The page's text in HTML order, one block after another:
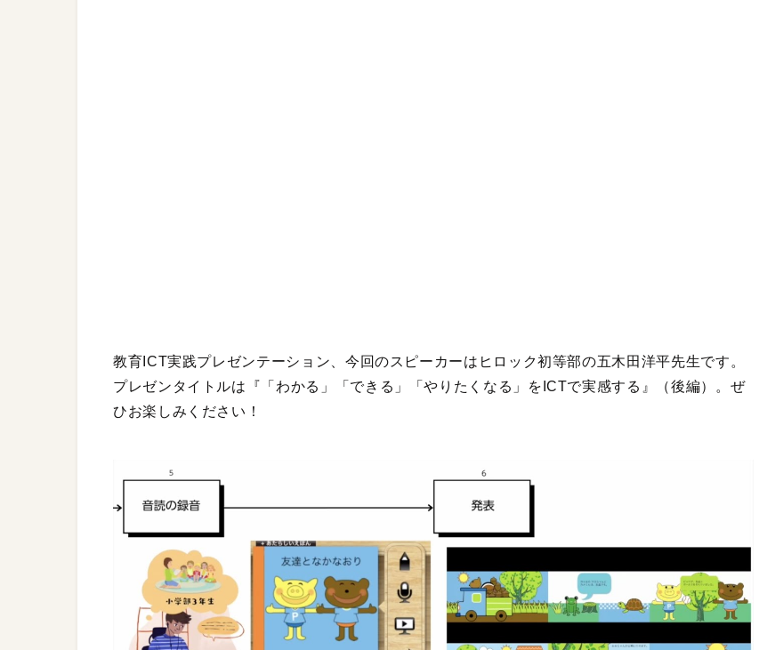
教育ICT実践プレゼンテーション、今回のスピーカーはヒロック初等部の五木田洋平先生です。
プレゼンタイトルは『「わかる」「できる」「やりたくなる」をICTで実感する』（後編）。ぜ
ひお楽しみください！